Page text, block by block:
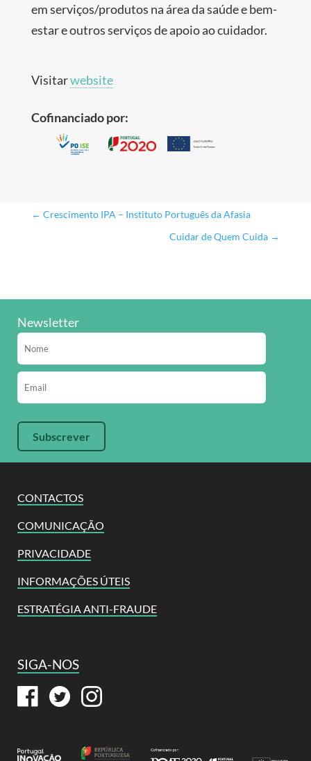
em serviços/produtos na área da saúde e bem-
estar e outros serviços de apoio ao cuidador.
Visitarwebsite
Cofinanciado por:
← Crescimento IPA – Instituto Português da Afasia
Cuidar de Quem Cuida →
CONTACTOS
COMUNICAÇÃO
PRIVACIDADE
INFORMAÇÕES ÚTEIS
ESTRATÉGIA ANTI-FRAUDE
SIGA-NOS
Newsletter